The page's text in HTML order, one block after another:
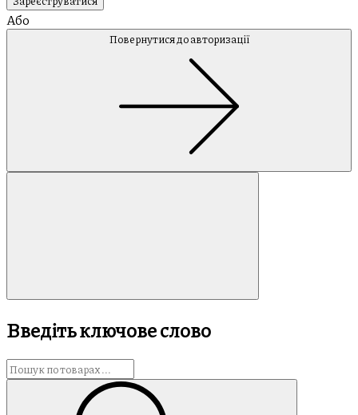
Або
Повернутися до авторизації
Введіть ключове слово